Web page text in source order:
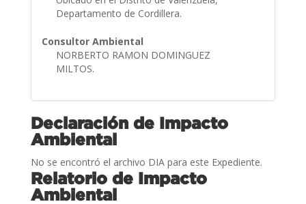
Departamento de Cordillera.
Consultor Ambiental
NORBERTO RAMON DOMINGUEZ
MILTOS.
Declaración de Impacto
Ambiental
No se encontró el archivo DIA para este Expediente.
Relatorio de Impacto
Ambiental